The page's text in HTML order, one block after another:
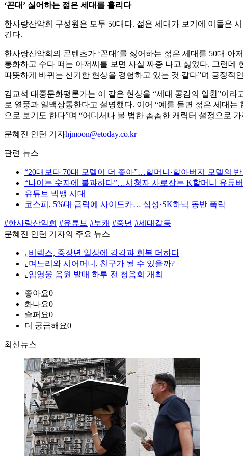
‘꼰대’ 싫어하는 젊은 세대를 홀리다
한사랑산악회 구성원은 모두 50대다. 젊은 세대가 보기에 이들은
긴다.
한사랑산악회의 콘텐츠가 ‘꼰대’를 싫어하는 젊은 세대를 50대
통화하고 수다 떠는 아저씨를 보면 사실 짜증 나고 싫었다. 그런데
따뜻하게 바뀌는 신기한 현상을 경험하고 있는 것 같다”며 긍정적
김교석 대중문화평론가는 이 같은 현상을 “세대 공감의 일환”이
로 열풍과 일맥상통한다고 설명했다. 이어 “예를 들면 젊은 세대
으로 보기도 한다”며 “어디서나 볼 법한 촘촘한 캐릭터 설정으로
문혜진 인턴 기자hjmoon@etoday.co.kr
관련 뉴스
“20대보다 70대 모델이 더 좋아”…할머니·할아버지 모델의
“나이는 숫자에 불과하다”…시청자 사로잡는 K할머니 유튜
유튜브 빅뱅 시대
코스피, 5%대 급락에 사이드카… 삼성·SK하닉 동반 폭락
#한사랑산악회 #유튜브 #부캐 #중년 #세대갈등
문혜진 인턴 기자의 주요 뉴스
⌞ 비렉스, 중장년 일상에 감각과 회복 더하다
⌞ 며느리와 시어머니, 친구가 될 수 있을까?
⌞ 임영웅 음원 발매 하루 전 청음회 개최
좋아요0
화나요0
슬퍼요0
더 궁금해요0
최신뉴스